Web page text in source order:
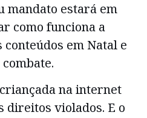
mandato estará em
como funciona a
em Natal e
na internet
direitos violados. E o